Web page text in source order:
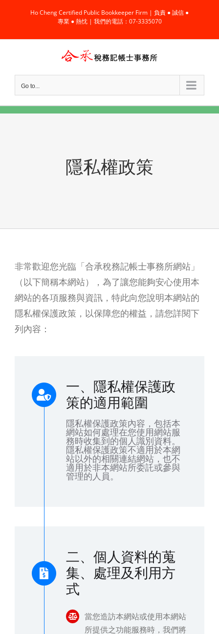
content
Ho Cheng Certified Public Bookkeeper Firm | 負責 ● 誠信 ●
專業 ● 熱忱 | 我們的電話：07-3335070
Go to...
隱私權政策
非常歡迎您光臨「合承稅務記帳士事務所網站」
（以下簡稱本網站），為了讓您能夠安心使用本
網站的各項服務與資訊，特此向您說明本網站的
隱私權保護政策，以保障您的權益，請您詳閱下
列內容：
一、隱私權保護政
策的適用範圍
隱私權保護政策內容，包括本
網站如何處理在您使用網站服
務時收集到的個人識別資料。
隱私權保護政策不適用於本網
站以外的相關連結網站，也不
適用於非本網站所委託或參與
管理的人員。
二、個人資料的蒐
集、處理及利用方
式
當您造訪本網站或使用本網站
所提供之功能服務時，我們將